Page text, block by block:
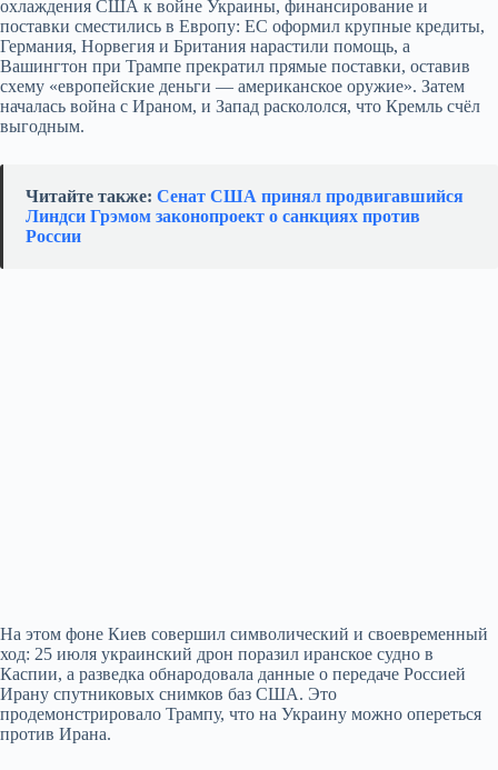
охлаждения США к войне Украины, финансирование и
поставки сместились в Европу: ЕС оформил крупные кредиты,
Германия, Норвегия и Британия нарастили помощь, а
Вашингтон при Трампе прекратил прямые поставки, оставив
схему «европейские деньги — американское оружие». Затем
началась война с Ираном, и Запад раскололся, что Кремль счёл
выгодным.
Читайте также: Сенат США принял продвигавшийся
Линдси Грэмом законопроект о санкциях против
России
На этом фоне Киев совершил символический и своевременный
ход: 25 июля украинский дрон поразил иранское судно в
Каспии, а разведка обнародовала данные о передаче Россией
Ирану спутниковых снимков баз США. Это
продемонстрировало Трампу, что на Украину можно опереться
против Ирана.